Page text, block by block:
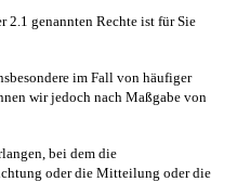
genannten Rechte ist für Sie
im Fall von häufiger
wir jedoch nach Maßgabe von
bei dem die
oder die Mitteilung oder die